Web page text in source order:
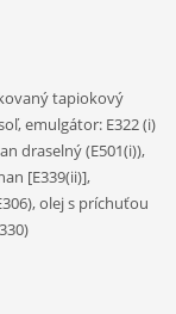
tapiokový
emulgátor: E322 (i)
draselný (E501(i)),
[E339(ii)],
olej s príchuťou